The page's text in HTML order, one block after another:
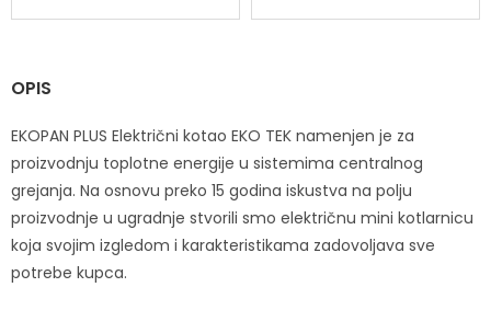
OPIS
EKOPAN PLUS Električni kotao EKO TEK namenjen je za
proizvodnju toplotne energije u sistemima centralnog
grejanja. Na osnovu preko 15 godina iskustva na polju
proizvodnje u ugradnje stvorili smo električnu mini kotlarnicu
koja svojim izgledom i karakteristikama zadovoljava sve
potrebe kupca.